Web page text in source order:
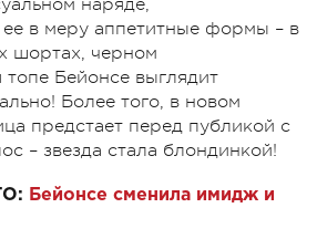
наряде,
в меру аппетитные формы – в
шортах, черном
Бейонсе выглядит
Более того, в новом
предстает перед публикой с
– звезда стала блондинкой!
Бейонсе сменила имидж и